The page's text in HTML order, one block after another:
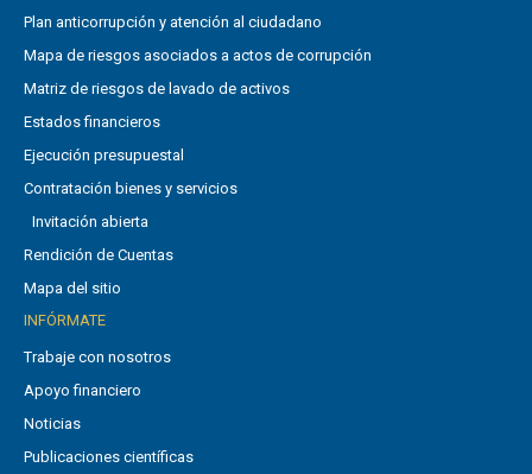
Plan anticorrupción y atención al ciudadano
Mapa de riesgos asociados a actos de corrupción
Matriz de riesgos de lavado de activos
Estados financieros
Ejecución presupuestal
Contratación bienes y servicios
Invitación abierta
Rendición de Cuentas
Mapa del sitio
INFÓRMATE
Trabaje con nosotros
Apoyo financiero
Noticias
Publicaciones científicas